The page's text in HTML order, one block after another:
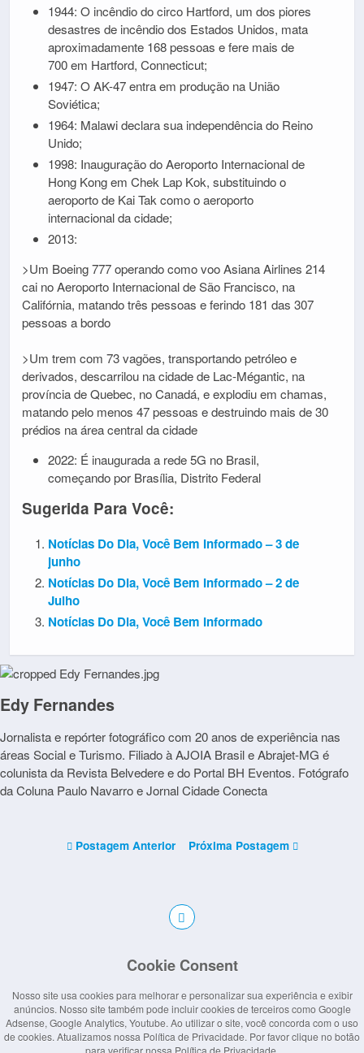
1944: O incêndio do circo Hartford, um dos piores
desastres de incêndio dos Estados Unidos, mata
aproximadamente 168 pessoas e fere mais de
700 em Hartford, Connecticut;
1947: O AK-47 entra em produção na União
Soviética;
1964: Malawi declara sua independência do Reino
Unido;
1998: Inauguração do Aeroporto Internacional de
Hong Kong em Chek Lap Kok, substituindo o
aeroporto de Kai Tak como o aeroporto
internacional da cidade;
2013:
>Um Boeing 777 operando como voo Asiana Airlines 214
cai no Aeroporto Internacional de São Francisco, na
Califórnia, matando três pessoas e ferindo 181 das 307
pessoas a bordo
>Um trem com 73 vagões, transportando petróleo e
derivados, descarrilou na cidade de Lac-Mégantic, na
província de Quebec, no Canadá, e explodiu em chamas,
matando pelo menos 47 pessoas e destruindo mais de 30
prédios na área central da cidade
2022: É inaugurada a rede 5G no Brasil,
começando por Brasília, Distrito Federal
Sugerida Para Você:
Notícias Do Dia, Você Bem Informado – 3 de
junho
Notícias Do Dia, Você Bem Informado – 2 de
Julho
Notícias Do Dia, Você Bem Informado
Edy Fernandes
Jornalista e repórter fotográfico com 20 anos de experiência nas
áreas Social e Turismo. Filiado à AJOIA Brasil e Abrajet-MG é
colunista da Revista Belvedere e do Portal BH Eventos. Fotógrafo
da Coluna Paulo Navarro e Jornal Cidade Conecta
Postagem Anterior Próxima Postagem